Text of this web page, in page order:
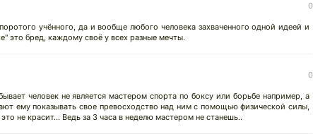
0
учённого, да и вообще любого человека захваченного одной идеей и
это бред, каждому своё у всех разные мечты.
0
человек не является мастером спорта по боксу или борьбе например, а
ему показывать свое превосходство над ним с помощью физической силы,
не красит... Ведь за 3 часа в неделю мастером не станешь..